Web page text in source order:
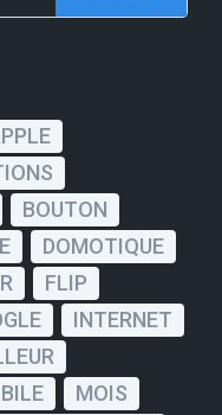
BOUTON
DOMOTIQUE
FLIP
INTERNET
MOIS